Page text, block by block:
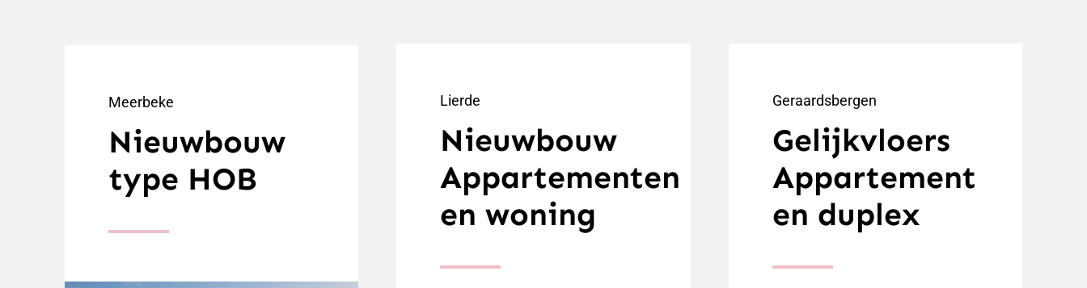
Meerbeke
Nieuwbouw
type HOB
Lierde
Nieuwbouw
Appartementen
en woning
Geraardsbergen
Gelijkvloers
Appartement
en duplex